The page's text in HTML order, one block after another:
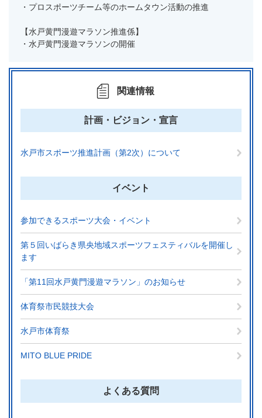
・プロスポーツチーム等のホームタウン活動の推進
【水戸黄門漫遊マラソン推進係】
・水戸黄門漫遊マラソンの開催
関連情報
計画・ビジョン・宣言
水戸市スポーツ推進計画（第2次）について
イベント
参加できるスポーツ大会・イベント
第５回いばらき県央地域スポーツフェスティバルを開催し
ます
「第11回水戸黄門漫遊マラソン」のお知らせ
体育祭市民競技大会
水戸市体育祭
MITO BLUE PRIDE
よくある質問